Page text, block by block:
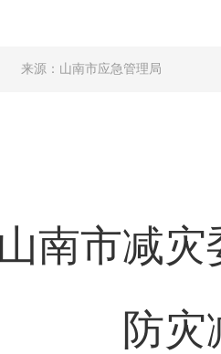
来源：山南市应急管理局
山南市减
防